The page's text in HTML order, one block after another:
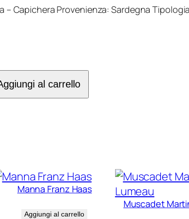
– Capichera Provenienza: Sardegna
al carrello
Manna Franz Haas
Aggiungi al carrello
Muscadet